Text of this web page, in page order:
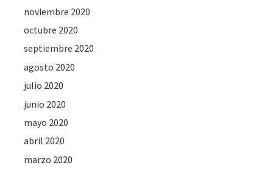
noviembre 2020
octubre 2020
septiembre 2020
agosto 2020
julio 2020
junio 2020
mayo 2020
abril 2020
marzo 2020